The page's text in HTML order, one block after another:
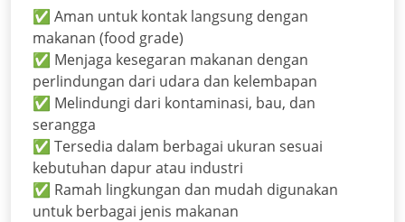
✅ Aman untuk kontak langsung dengan
makanan (food grade)
✅ Menjaga kesegaran makanan dengan
perlindungan dari udara dan kelembapan
✅ Melindungi dari kontaminasi, bau, dan
serangga
✅ Tersedia dalam berbagai ukuran sesuai
kebutuhan dapur atau industri
✅ Ramah lingkungan dan mudah digunakan
untuk berbagai jenis makanan